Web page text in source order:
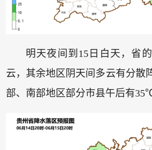
明天夜间到15日白天，省
云，其余地区阴天间多云有分散
部、南部地区部分市县午后有